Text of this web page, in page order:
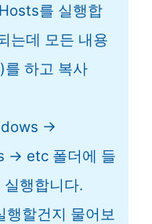
를 실행합
는데 모든 내용
하고 복사
→
→ etc 폴더에 들
행합니다.
행할건지 물어보